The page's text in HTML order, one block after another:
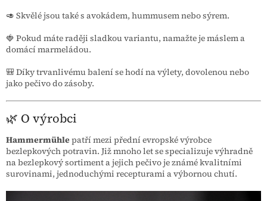
🥑 Skvělé jsou také s avokádem, hummusem nebo sýrem.
🍓 Pokud máte raději sladkou variantu, namažte je máslem a
domácí marmeládou.
🎒 Díky trvanlivému balení se hodí na výlety, dovolenou nebo
jako pečivo do zásoby.
🌿 O výrobci
Hammermühlepatří mezi přední evropské výrobce
bezlepkových potravin. Již mnoho let se specializuje výhradně
na bezlepkový sortiment a jejich pečivo je známé kvalitními
surovinami, jednoduchými recepturami a výbornou chutí.